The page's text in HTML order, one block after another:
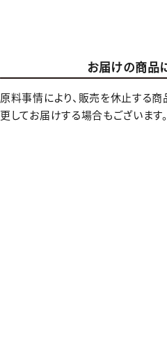
お届けの商品
原料事情により、販売を休止する
更してお届けする場合もございます。